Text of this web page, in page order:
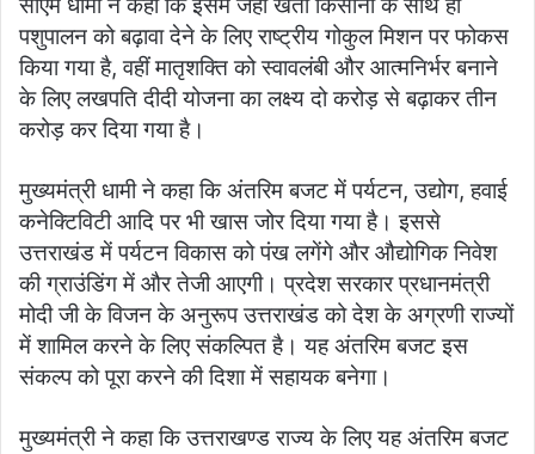
सीएम धामी ने कहा कि इसमें जहां खेती किसानी के साथ ही
पशुपालन को बढ़ावा देने के लिए राष्ट्रीय गोकुल मिशन पर फोकस
किया गया है, वहीं मातृशक्ति को स्वावलंबी और आत्मनिर्भर बनाने
के लिए लखपति दीदी योजना का लक्ष्य दो करोड़ से बढ़ाकर तीन
करोड़ कर दिया गया है।
मुख्यमंत्री धामी ने कहा कि अंतरिम बजट में पर्यटन, उद्योग, हवाई
कनेक्टिविटी आदि पर भी खास जोर दिया गया है। इससे
उत्तराखंड में पर्यटन विकास को पंख लगेंगे और औद्योगिक निवेश
की ग्राउंडिंग में और तेजी आएगी। प्रदेश सरकार प्रधानमंत्री
मोदी जी के विजन के अनुरूप उत्तराखंड को देश के अग्रणी राज्यों
में शामिल करने के लिए संकल्पित है। यह अंतरिम बजट इस
संकल्प को पूरा करने की दिशा में सहायक बनेगा।
मुख्यमंत्री ने कहा कि उत्तराखण्ड राज्य के लिए यह अंतरिम बजट